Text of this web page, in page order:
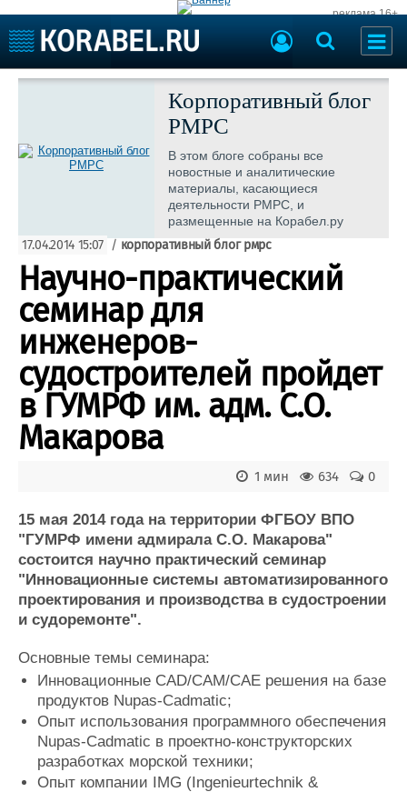
реклама 16+
Судостроение
Порты
Рыболовство
Судостроение
Пульс
Новости
Компании
Репутация
Работа
Крюинг
Журнал
Реклама
Торговая площадка
Доска объявлений
Продажа флота
Оборудование
Изделия
Материалы
Услуги
Выставки и семинары
Личности
Словарь
Галерея флота
Форум
Отзывы
Все службы
Корпоративный блог
РМРС
В этом блоге собраны все
новостные и аналитические
материалы, касающиеся
деятельности РМРС, и
размещенные на Корабел.ру
17.04.2014 15:07 / корпоративный блог рмрс
Научно-практический
семинар для
инженеров-
судостроителей пройдет
в ГУМРФ им. адм. С.О.
Макарова
0
634
1 мин
15 мая 2014 года на территории ФГБОУ ВПО
"ГУМРФ имени адмирала С.О. Макарова"
состоится научно практический семинар
"Инновационные системы автоматизированного
проектирования и производства в судостроении
и судоремонте".
Основные темы семинара:
Инновационные CAD/CAM/CAE решения на базе
продуктов Nupas-Cadmatic;
Опыт использования программного обеспечения
Nupas-Cadmatic в проектно-конструкторских
разработках морской техники;
Опыт компании IMG (Ingenieurtechnik &